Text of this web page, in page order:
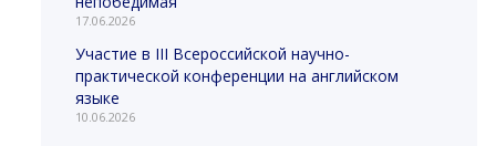
17.06.2026
Участие в III Всероссийской научно-
практической конференции на английском
языке
10.06.2026